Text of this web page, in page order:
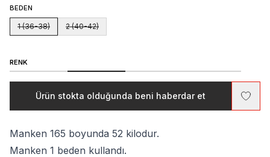
BEDEN
1 (36-38) 2 (40-42)
RENK
Ürün stokta olduğunda beni haberdar et
Manken 165 boyunda 52 kilodur.
Manken 1 beden kullandı.